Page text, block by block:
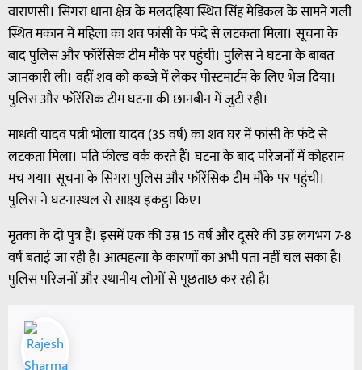
वाराणसी। सिगरा थाना क्षेत्र के मलदहिया स्थित सिंह मेडिकल के सामने गली
स्थित मकान में महिला का शव फांसी के फंदे से लटकता मिला। सूचना के
बाद पुलिस और फॉरेंसिक टीम मौके पर पहुंची। पुलिस ने घटना के बाबत
जानकारी ली। वहीं शव को कब्जे में लेकर पोस्टमार्टम के लिए भेज दिया।
पुलिस और फॉरेंसिक टीम घटना की छानबीन में जुटी रही।
माधवी यादव पत्नी भोला यादव (35 वर्ष) का शव घर में फांसी के फंदे से
लटकता मिला। पति फील्ड वर्क करते हैं। घटना के बाद परिजनों में कोहराम
मच गया। सूचना के सिगरा पुलिस और फॉरेंसिक टीम मौके पर पहुंची।
पुलिस ने घटनास्थल से साक्ष्य इकट्ठा किए।
मृतका के दो पुत्र हैं। इसमें एक की उम्र 15 वर्ष और दूसरे की उम्र लगभग 7-8
वर्ष बताई जा रही है। आत्महत्या के कारणों का अभी पता नहीं चल सका है।
पुलिस परिजनों और स्थानीय लोगों से पूछताछ कर रही है।